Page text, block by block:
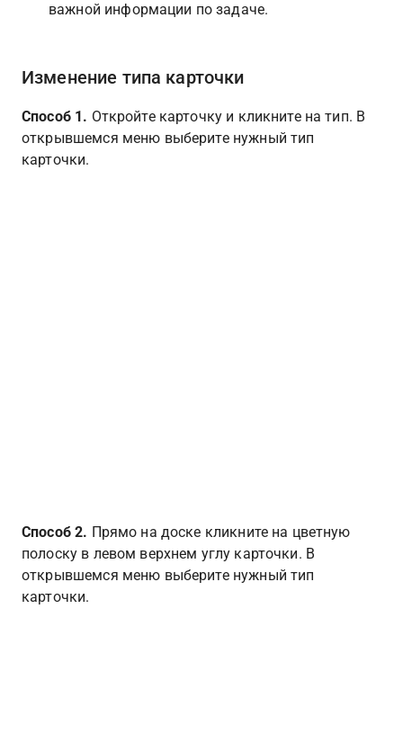
важной информации по задаче.
Изменение типа карточки
Способ 1. Откройте карточку и кликните на тип. В
открывшемся меню выберите нужный тип
карточки.
Способ 2. Прямо на доске кликните на цветную
полоску в левом верхнем углу карточки. В
открывшемся меню выберите нужный тип
карточки.